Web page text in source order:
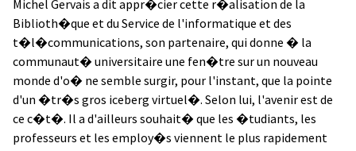
Michel Gervais a dit appr�cier cette r�alisation de la
Biblioth�que et du Service de l'informatique et des
t�l�communications, son partenaire, qui donne � la
communaut� universitaire une fen�tre sur un nouveau
monde d'o� ne semble surgir, pour l'instant, que la pointe
d'un �tr�s gros iceberg virtuel�. Selon lui, l'avenir est de
ce c�t�. Il a d'ailleurs souhait� que les �tudiants, les
professeurs et les employ�s viennent le plus rapidement